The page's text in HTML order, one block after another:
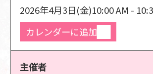
2026年4月3日(金)10:00 AM -
カレンダーに追加
主催者